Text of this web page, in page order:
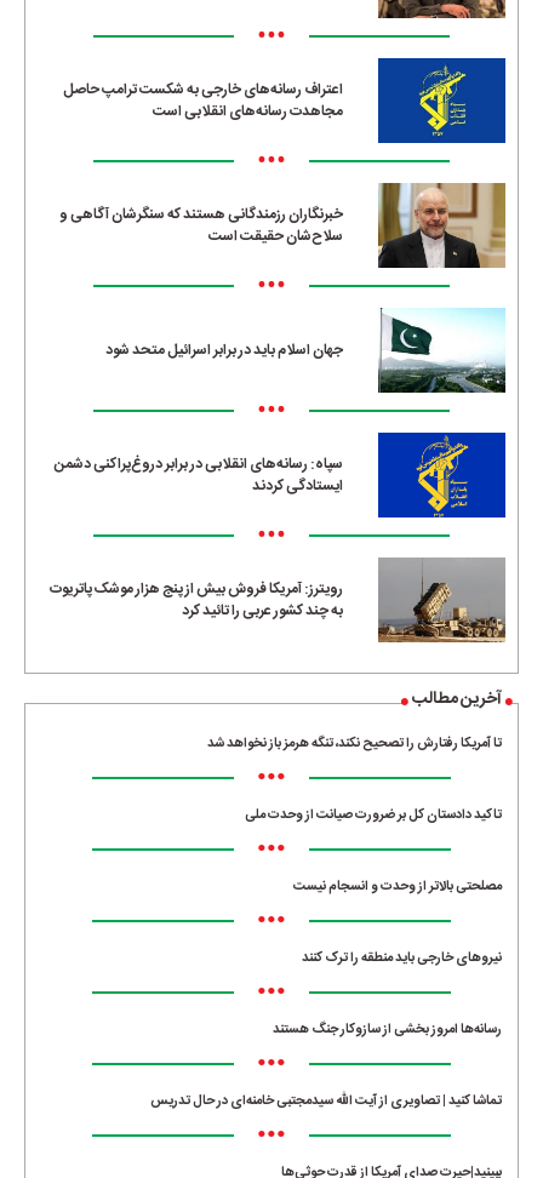
•••
اعتراف رسانه‌های خارجی به شکست ترامپ حاصل
مجاهدت رسانه‌های انقلابی است
•••
خبرنگاران رزمندگانی هستند که سنگرشان آگاهی و
سلاح‌شان حقیقت است
•••
جهان اسلام باید در برابر اسرائیل متحد شود
•••
سپاه: رسانه‌های انقلابی در برابر دروغ‌پراکنی دشمن
ایستادگی کردند
•••
رویترز: آمریکا فروش بیش از پنج هزار موشک پاتریوت
به چند کشور عربی را تائید کرد
آخرین مطالب
تا آمریکا رفتارش را تصحیح نکند، تنگه هرمز باز نخواهد شد
•••
تاکید دادستان کل بر ضرورت صیانت از وحدت ملی
•••
مصلحتی بالاتر از وحدت و انسجام نیست
•••
نیروهای خارجی باید منطقه را ترک کنند
•••
رسانه‌ها امروز بخشی از سازوکار جنگ هستند
•••
تماشا کنید | تصاویری از آیت الله سیدمجتبی خامنه‌ای در حال تدریس
•••
ببینید|حیرت صدای آمریکا از قدرت حوثی‌ها